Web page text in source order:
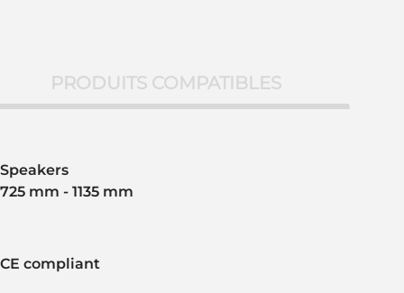
PRODUITS COMPATIBLES
Speakers
725 mm - 1135 mm
CE compliant